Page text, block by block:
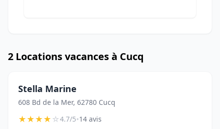
2 Locations vacances à Cucq
Stella Marine
608 Bd de la Mer, 62780 Cucq
★★★★☆4.7/5•14 avis